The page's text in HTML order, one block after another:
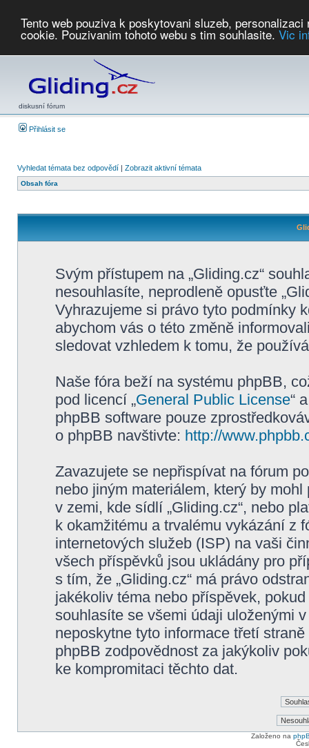
Tento web pouziva k poskytovani sluzeb,
cookie. Pouzivanim tohoto webu s tim souhlasite. Vic
diskusní fórum
Přihlásit se
Vyhledat témata bez odpovědí | Zobrazit aktivní témata
Obsah fóra
Svým přístupem na „Gliding.cz“
nesouhlasíte, neprodleně opusťte
Vyhrazujeme si právo tyto podmínky
abychom vás o této změně
sledovat vzhledem k tomu, že
Naše fóra beží na systému phpBB,
pod licencí „General Public License“
phpBB software pouze
o phpBB navštivte: http://
Zavazujete se nepřispívat na fórum
nebo jiným materiálem, který by
v zemi, kde sídlí „Gliding.cz“, nebo
k okamžitému a trvalému vykázání z
internetových služeb (ISP) na vaši
všech příspěvků jsou ukládány pro
s tím, že „Gliding.cz“ má právo
jakékoliv téma nebo příspěvek,
souhlasíte se všemi údaji uloženými
neposkytne tyto informace třetí
phpBB zodpovědnost za jakýkoliv
ke kompromitaci těchto dat.
Založeno na